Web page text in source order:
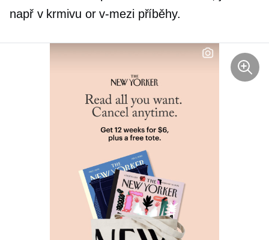
např v krmivu orv-mezipříběhy.